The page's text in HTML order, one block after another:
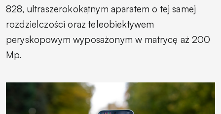
828, ultraszerokokątnym aparatem o tej samej
rozdzielczości oraz teleobiektywem
peryskopowym wyposażonym w matrycę aż 200
Mp.